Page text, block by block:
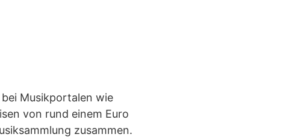
Musikportalen wie
von rund einem Euro
zusammen.